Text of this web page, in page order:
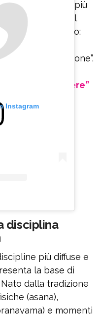
ma andavo più
a farlo nel
il mio consiglio:
uscire dagli
alla depressione”.
per sopravvivere”
Instagram
disciplina
più diffuse e
la base di
dalla tradizione
(asana),
e momenti
gratisalla
accetti itermini
policy